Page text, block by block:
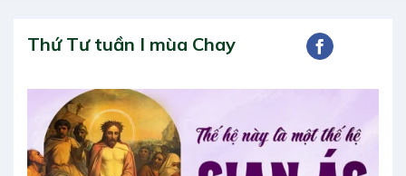
Thứ Tư tuần I mùa Chay